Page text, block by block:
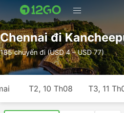
Chennai đi
185 chuyến đi (USD 4 – USD 77)
T2, 10 Th08 T3, 11